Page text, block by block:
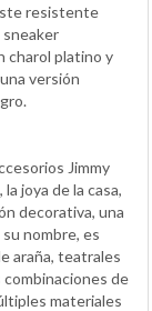
resistente
sneaker
charol platino y
versión
Jimmy
joya de la casa,
decorativa, una
nombre, es
araña, teatrales
de
materiales